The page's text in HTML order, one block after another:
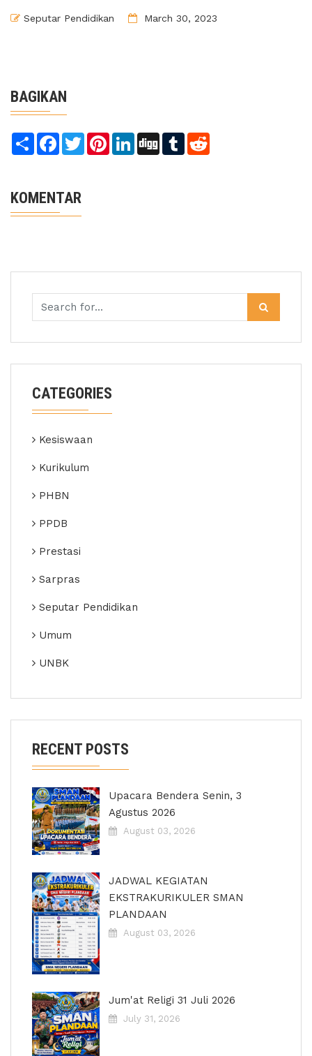
Seputar Pendidikan March 30, 2023
BAGIKAN
Share Facebook
TwitterPinterestLinkedInDigg Tumblr
KOMENTAR
CATEGORIES
Kesiswaan
Kurikulum
PHBN
PPDB
Prestasi
Sarpras
Seputar Pendidikan
Umum
UNBK
RECENT POSTS
Upacara Bendera Senin, 3
Agustus 2026
August 03, 2026
JADWAL KEGIATAN
EKSTRAKURIKULER SMAN
PLANDAAN
August 03, 2026
Jum'at Religi 31 Juli 2026
July 31, 2026